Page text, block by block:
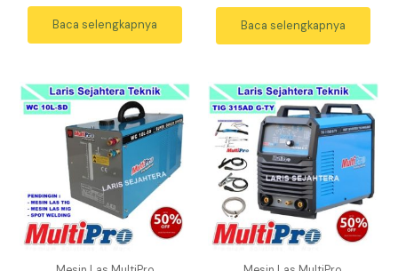
Baca selengkapnya Baca selengkapnya